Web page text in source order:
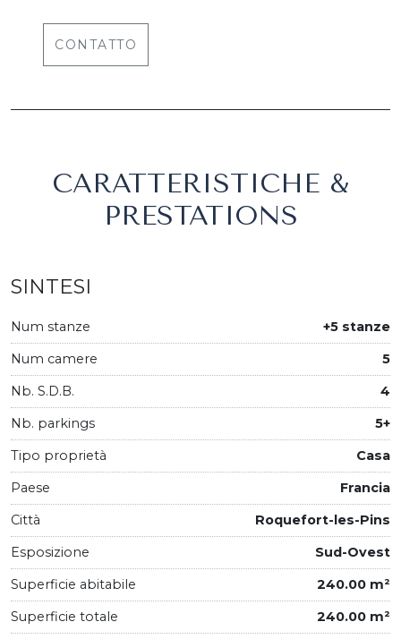
CONTATTO
CARATTERISTICHE &
PRESTATIONS
SINTESI
Num stanze
+5 stanze
Num camere
5
Nb. S.D.B.
4
Nb. parkings
5+
Tipo proprietà
Casa
Paese
Francia
Città
Roquefort-les-Pins
Esposizione
Sud-Ovest
Superficie abitabile
240.00 m²
Superficie totale
240.00 m²